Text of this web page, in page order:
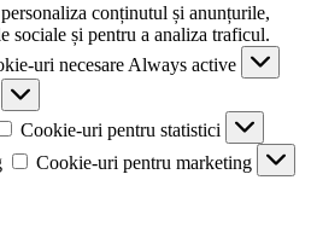
conținutul și anunțurile,
sociale și pentru a analiza traficul.
uri necesare Always active
Cookie-uri pentru statistici
Cookie-uri pentru marketing